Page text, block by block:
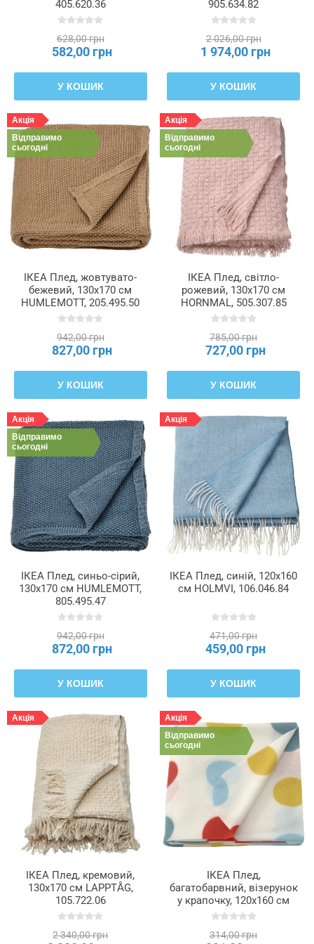
405.620.36
628,00 грн
582,00 грн
У КОШИК
905.634.82
2 026,00 грн
1 974,00 грн
У КОШИК
Акція
Відправимо
сьогодні
ІКЕА Плед, жовтувато-
бежевий, 130x170 см
HUMLEMOTT, 205.495.50
942,00 грн
827,00 грн
У КОШИК
Акція
Відправимо
сьогодні
ІКЕА Плед, світло-
рожевий, 130x170 см
HORNMAL, 505.307.85
785,00 грн
727,00 грн
У КОШИК
Акція
Відправимо
сьогодні
ІКЕА Плед, синьо-сірий,
130x170 см HUMLEMOTT,
805.495.47
942,00 грн
872,00 грн
У КОШИК
Акція
ІКЕА Плед, синій, 120x160
см HOLMVI, 106.046.84
471,00 грн
459,00 грн
У КОШИК
Акція
ІКЕА Плед, кремовий,
130x170 см LAPPTÅG,
105.722.06
2 340,00 грн
Акція
Відправимо
сьогодні
ІКЕА Плед,
багатобарвний, візерунок
у крапочку, 120x160 см
BRUKSVARA БРУКСВАРА,
314,00 грн